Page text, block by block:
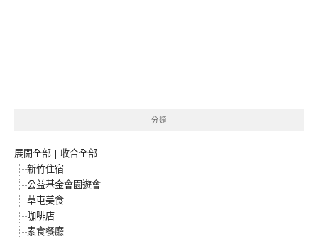
分類
展開全部 | 收合全部
新竹住宿
公益基金會園遊會
草屯美食
咖啡店
素食餐廳